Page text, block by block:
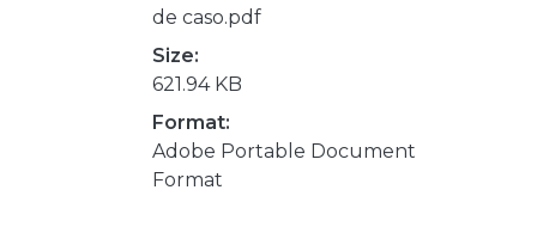
de caso.pdf
Size:
621.94 KB
Format:
Adobe Portable Document
Format